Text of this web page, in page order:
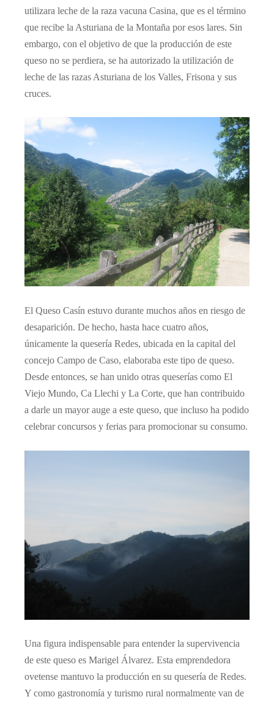
utilizara leche de la raza vacuna Casina, que es el término
que recibe la Asturiana de la Montaña por esos lares. Sin
embargo, con el objetivo de que la producción de este
queso no se perdiera, se ha autorizado la utilización de
leche de las razas Asturiana de los Valles, Frisona y sus
cruces.
El Queso Casín estuvo durante muchos años en riesgo de
desaparición. De hecho, hasta hace cuatro años,
únicamente la quesería Redes, ubicada en la capital del
concejo Campo de Caso, elaboraba este tipo de queso.
Desde entonces, se han unido otras queserías como El
Viejo Mundo, Ca Llechi y La Corte, que han contribuido
a darle un mayor auge a este queso, que incluso ha podido
celebrar concursos y ferias para promocionar su consumo.
Una figura indispensable para entender la supervivencia
de este queso es Marigel Álvarez. Esta emprendedora
ovetense mantuvo la producción en su quesería de Redes.
Y como gastronomía y turismo rural normalmente van de